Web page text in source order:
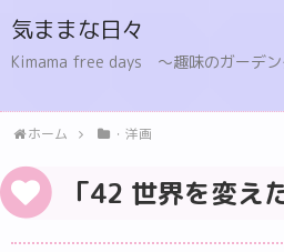
気ままな日々
Kimama free days 〜趣味のガーデン
ホーム ・洋画
「42 世界を変え